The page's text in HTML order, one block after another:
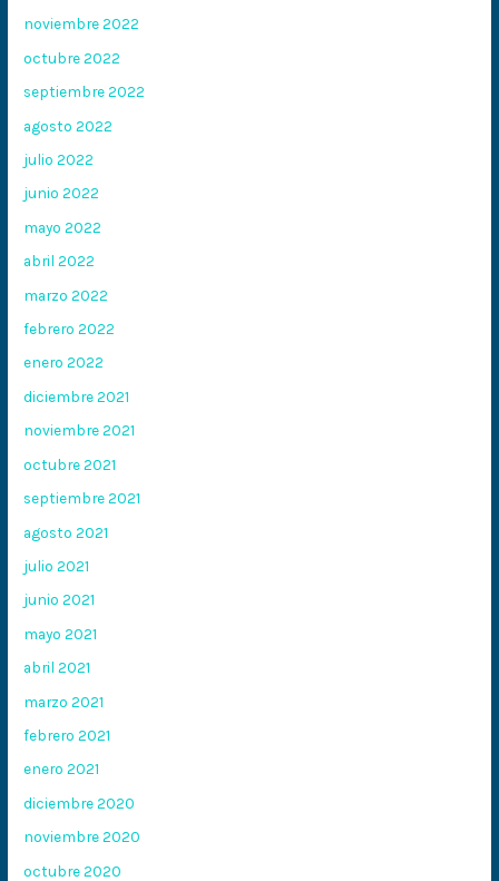
noviembre 2022
octubre 2022
septiembre 2022
agosto 2022
julio 2022
junio 2022
mayo 2022
abril 2022
marzo 2022
febrero 2022
enero 2022
diciembre 2021
noviembre 2021
octubre 2021
septiembre 2021
agosto 2021
julio 2021
junio 2021
mayo 2021
abril 2021
marzo 2021
febrero 2021
enero 2021
diciembre 2020
noviembre 2020
octubre 2020